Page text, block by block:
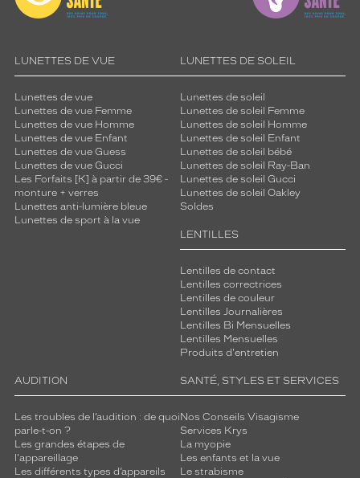
Ronde
Couleur
monture
5201V
Noir
Brillant
Couleur
verre
Bleu
Progressifs
Unifocaux
Type
LUNETTES DE VUE
Lunettes de vue
Lunettes de vue Femme
Lunettes de vue Homme
Lunettes de vue Enfant
Lunettes de vue Guess
Lunettes de vue Gucci
Les Forfaits [K] à partir de 39€ -
monture + verres
Lunettes anti-lumière bleue
Lunettes de sport à la vue
LUNETTES DE SOLEIL
Lunettes de soleil
Lunettes de soleil Femme
Lunettes de soleil Homme
Lunettes de soleil Enfant
Lunettes de soleil bébé
Lunettes de soleil Ray-Ban
Lunettes de soleil Gucci
Lunettes de soleil Oakley
Soldes
LENTILLES
Lentilles de contact
Lentilles correctrices
Lentilles de couleur
Lentilles Journalières
Lentilles Bi Mensuelles
Lentilles Mensuelles
Produits d'entretien
AUDITION
Les troubles de l’audition : de quoi
parle-t-on ?
Les grandes étapes de
l'appareillage
Les différents types d’appareils
SANTÉ, STYLES ET SERVICES
Nos Conseils Visagisme
Services Krys
La myopie
Les enfants et la vue
Le strabisme